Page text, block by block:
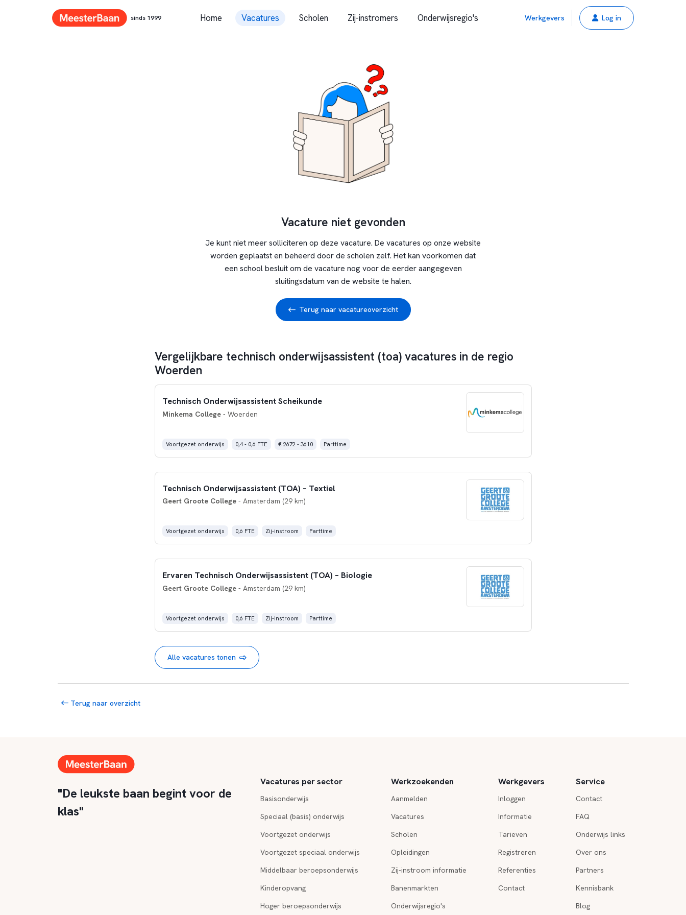
sinds 1999 Home Vacatures Scholen Zij-instromers Onderwijsregio's Werkgevers Log in
Vacature niet gevonden
Je kunt niet meer solliciteren op deze vacature. De vacatures op onze website
worden geplaatst en beheerd door de scholen zelf. Het kan voorkomen dat
een school besluit om de vacature nog voor de eerder aangegeven
sluitingsdatum van de website te halen.
Terug naar vacatureoverzicht
Vergelijkbare technisch onderwijsassistent (toa) vacatures in de regio
Woerden
Technisch Onderwijsassistent Scheikunde
Minkema College- Woerden
Voortgezet onderwijs 0,4 - 0,6 FTE € 2672 - 3610 Parttime
Technisch Onderwijsassistent (TOA) – Textiel
Geert Groote College- Amsterdam (29 km)
Voortgezet onderwijs 0,6 FTE Zij-instroom Parttime
Ervaren Technisch Onderwijsassistent (TOA) – Biologie
Geert Groote College- Amsterdam (29 km)
Voortgezet onderwijs 0,6 FTE Zij-instroom Parttime
Alle vacatures tonen
Terug naar overzicht
"De leukste baan begint voor de
klas"
Vacatures per sector
Basisonderwijs
Speciaal (basis) onderwijs
Voortgezet onderwijs
Voortgezet speciaal onderwijs
Middelbaar beroepsonderwijs
Kinderopvang
Hoger beroepsonderwijs
Werkzoekenden
Aanmelden
Vacatures
Scholen
Opleidingen
Zij-instroom informatie
Banenmarkten
Onderwijsregio's
Werkgevers
Inloggen
Informatie
Tarieven
Registreren
Referenties
Contact
Service
Contact
FAQ
Onderwijs links
Over ons
Partners
Kennisbank
Blog